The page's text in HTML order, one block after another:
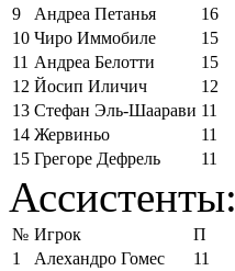
9
Андреа Петанья
16
10 Чиро Иммобиле
15
11 Андреа Белотти
15
12 Йосип Иличич
12
13 Стефан Эль-Шаарави 11
14 Жервиньо
11
15 Грегоре Дефрель 11
Ассистенты:
№ Игрок
П
1
Алехандро Гомес
11